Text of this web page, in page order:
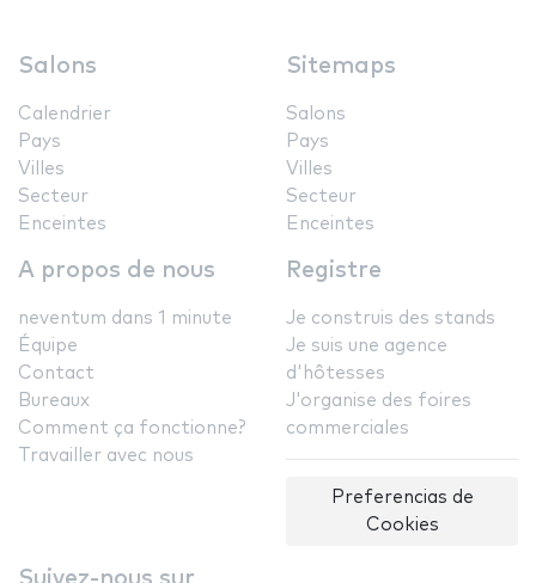
Salons
Calendrier
Pays
Villes
Secteur
Enceintes
Sitemaps
Salons
Pays
Villes
Secteur
Enceintes
A propos de nous
neventum dans 1 minute
Équipe
Contact
Bureaux
Comment ça fonctionne?
Travailler avec nous
Registre
Je construis des stands
Je suis une agence
d'hôtesses
J'organise des foires
commerciales
Preferencias de
Cookies